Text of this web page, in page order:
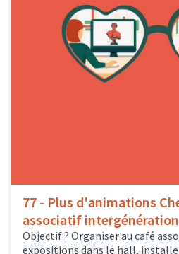
77 - Plus d'animations
associatif
Objectif ? Organiser au café
expositions dans le hall,